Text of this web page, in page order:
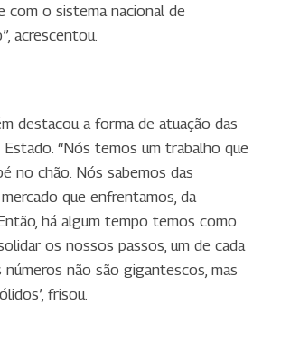
com o sistema nacional de
acrescentou.
destacou a forma de atuação das
“Nós temos um trabalho que
no chão. Nós sabemos das
que enfrentamos, da
há algum tempo temos como
os nossos passos, um de cada
não são gigantescos, mas
frisou.